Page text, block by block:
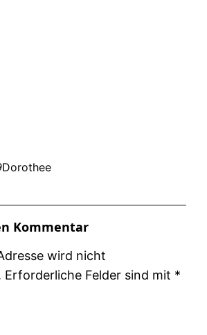
Dorothee
Kommentar
wird nicht
Erforderliche Felder sind mit *